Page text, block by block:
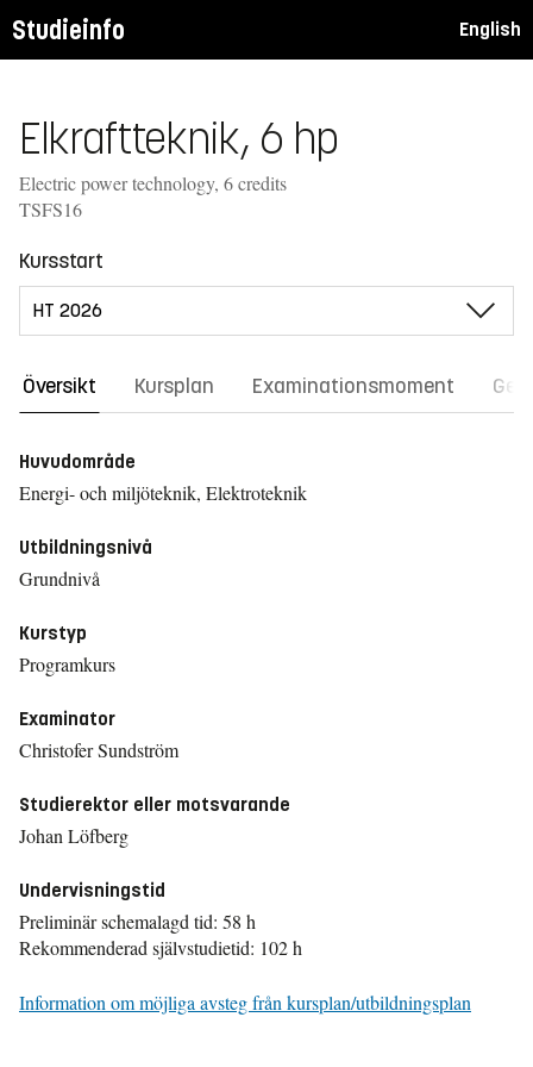
Studieinfo English
Elkraftteknik, 6 hp
Electric power technology, 6 credits
TSFS16
Kursstart
Översikt Kursplan Examinationsmoment
Huvudområde
Energi- och miljöteknik, Elektroteknik
Utbildningsnivå
Grundnivå
Kurstyp
Programkurs
Examinator
Christofer Sundström
Studierektor eller motsvarande
Johan Löfberg
Undervisningstid
Preliminär schemalagd tid: 58 h
Rekommenderad självstudietid: 102 h
Information om möjliga avsteg från kursplan/utbildningsplan